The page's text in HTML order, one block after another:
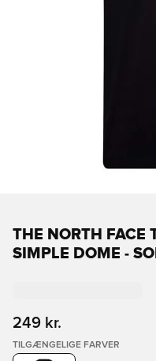
THE NORTH FACE
SIMPLE DOME -
249 kr.
TILGÆNGELIGE FARVER